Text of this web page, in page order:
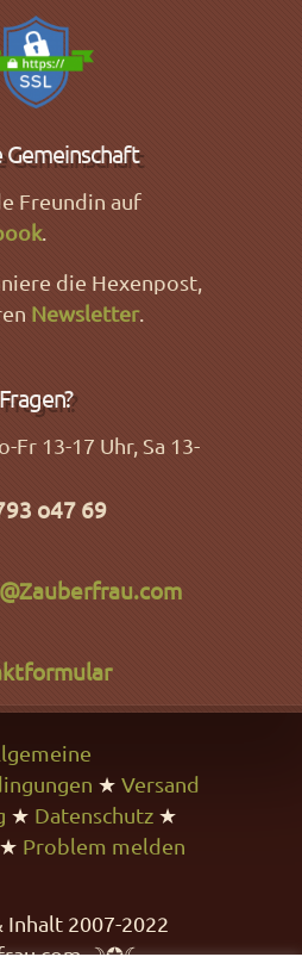
Gemeinschaft
Freundin auf
.
die Hexenpost,
Newsletter.
Fragen?
Fr 13-17 Uhr, Sa 13-
o47 69
★ Versand
★ Datenschutz ★
★ Problem melden
2007-2022